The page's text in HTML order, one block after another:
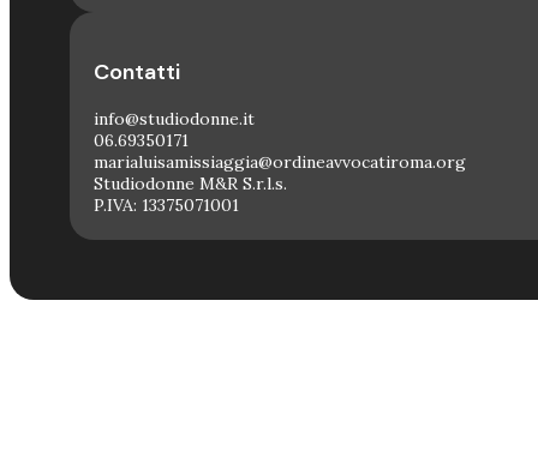
Contatti
info@studiodonne.it
06.69350171
marialuisamissiaggia@ordineavvocatiroma.org
Studiodonne M&R S.r.l.s.
P.IVA: 13375071001